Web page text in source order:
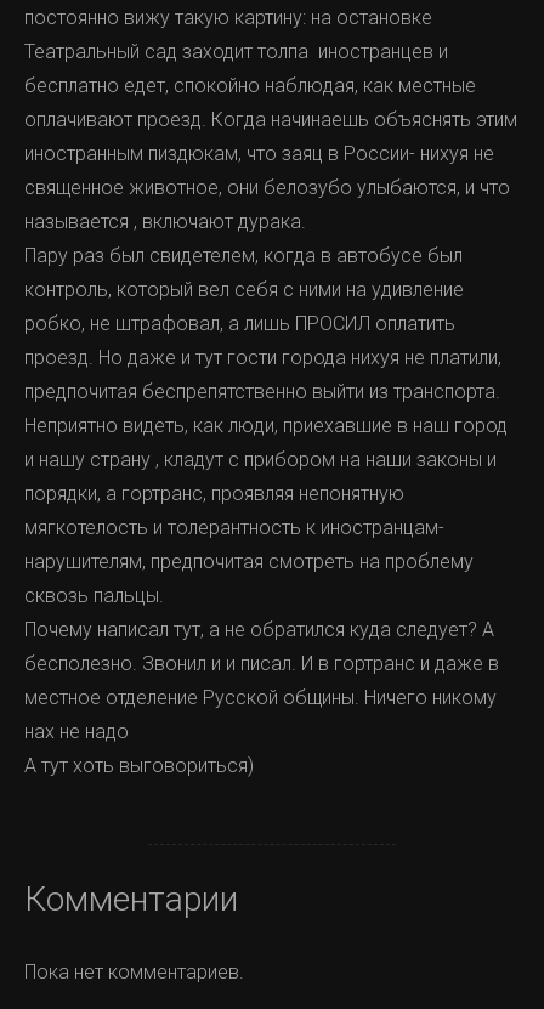
постоянно вижу такую картину: на остановке
Театральный сад заходит толпа иностранцев и
бесплатно едет, спокойно наблюдая, как местные
оплачивают проезд. Когда начинаешь объяснять этим
иностранным пиздюкам, что заяц в России- нихуя не
священное животное, они белозубо улыбаются, и что
называется , включают дурака.
Пару раз был свидетелем, когда в автобусе был
контроль, который вел себя с ними на удивление
робко, не штрафовал, а лишь ПРОСИЛ оплатить
проезд. Но даже и тут гости города нихуя не платили,
предпочитая беспрепятственно выйти из транспорта.
Неприятно видеть, как люди, приехавшие в наш город
и нашу страну , кладут с прибором на наши законы и
порядки, а гортранс, проявляя непонятную
мягкотелость и толерантность к иностранцам-
нарушителям, предпочитая смотреть на проблему
сквозь пальцы.
Почему написал тут, а не обратился куда следует? А
бесполезно. Звонил и и писал. И в гортранс и даже в
местное отделение Русской общины. Ничего никому
нах не надо
А тут хоть выговориться)
Комментарии
Пока нет комментариев.